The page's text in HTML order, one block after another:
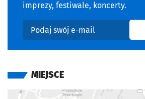
imprezy, festiwale, koncerty.
Podaj swój e-mail
MIEJSCE